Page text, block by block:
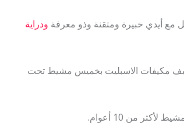
مع أيدي خبيرة ومتقنة وذو معرفة ودراية
مكيفات الاسبليت بخميس مشيط تحت
من 10 أعوام.